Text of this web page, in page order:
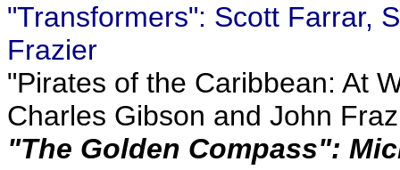
"Transformers": Scott Farrar,
Frazier
"Pirates of the Caribbean: At
Charles Gibson and John
"The Golden Compass":